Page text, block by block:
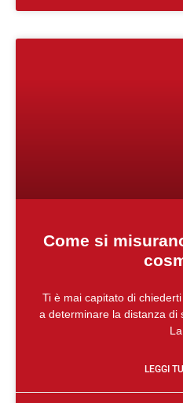
Come si
Ti è mai capitato di
a determinare la distanza di
La
LEGGI